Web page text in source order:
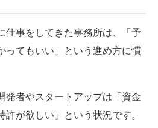
仕事をしてきた事務所は、「予
ってもいい」という進め方に慣
発者やスタートアップは 「資金
が欲しい」 という状況です。